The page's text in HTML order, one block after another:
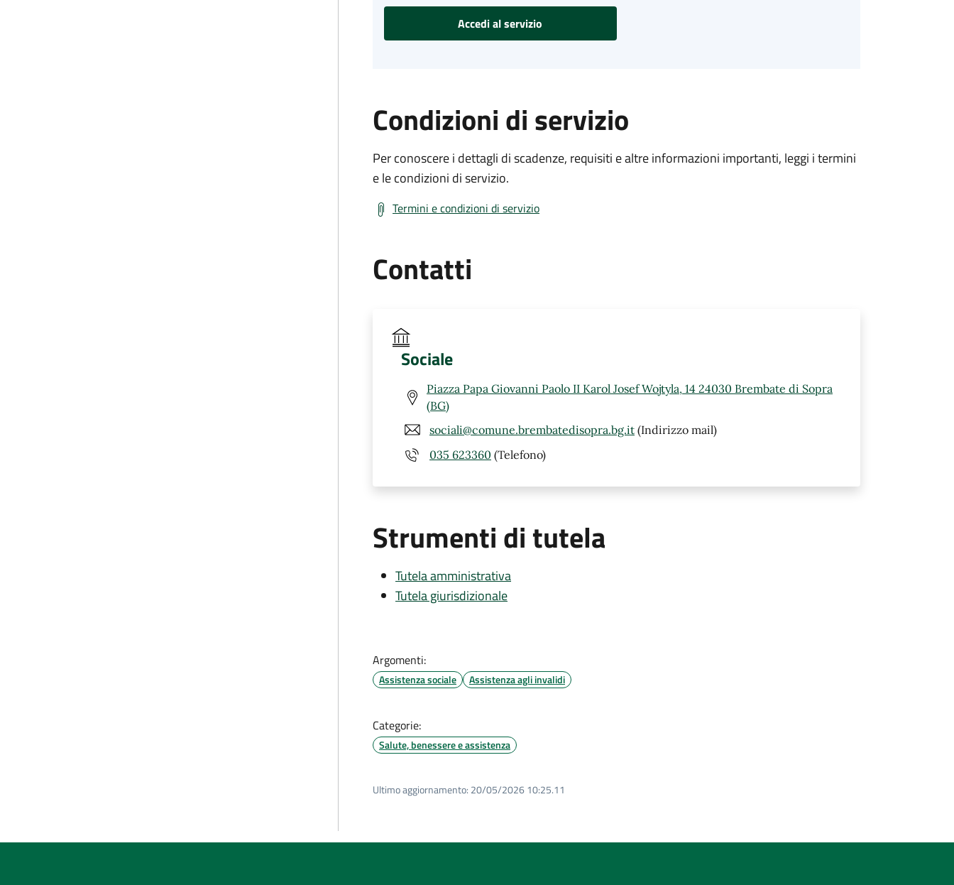
Accedi al servizio
Condizioni di servizio
Per conoscere i dettagli di scadenze, requisiti e altre informazioni importanti, leggi i termini
e le condizioni di servizio.
Termini e condizioni di servizio
Contatti
Sociale
Piazza Papa Giovanni Paolo II Karol Josef Wojtyla, 14 24030 Brembate di Sopra
(BG)
sociali@comune.brembatedisopra.bg.it (Indirizzo mail)
035 623360 (Telefono)
Strumenti di tutela
Tutela amministrativa
Tutela giurisdizionale
Argomenti:
Assistenza sociale Assistenza agli invalidi
Categorie:
Salute, benessere e assistenza
Ultimo aggiornamento: 20/05/2026 10:25.11